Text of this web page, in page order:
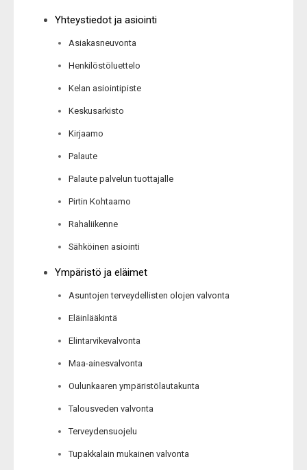
Yhteystiedot ja asiointi
Asiakasneuvonta
Henkilöstöluettelo
Kelan asiointipiste
Keskusarkisto
Kirjaamo
Palaute
Palaute palvelun tuottajalle
Pirtin Kohtaamo
Rahaliikenne
Sähköinen asiointi
Ympäristö ja eläimet
Asuntojen terveydellisten olojen valvonta
Eläinlääkintä
Elintarvikevalvonta
Maa-ainesvalvonta
Oulunkaaren ympäristölautakunta
Talousveden valvonta
Terveydensuojelu
Tupakkalain mukainen valvonta